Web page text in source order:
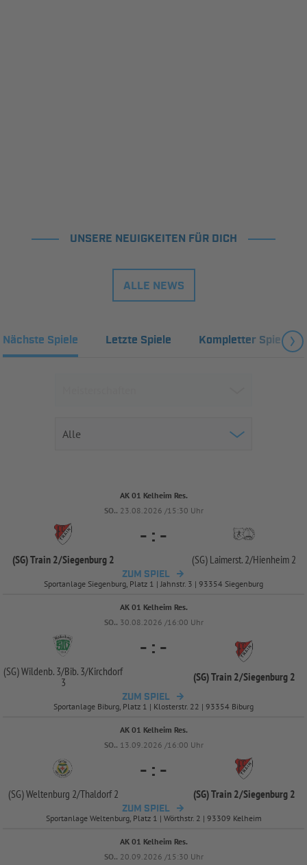
UNSERE NEUIGKEITEN FÜR DICH
ALLE NEWS
Nächste Spiele Letzte Spiele Kompletter Spielplan
AK 01 Kelheim Res.
SO.. 23.08.2026 /15:30 Uhr
(SG) Train 2/Siegenburg 2
- : -
(SG) Laimerst. 2/Hienheim 2
ZUM SPIEL
Sportanlage Siegenburg, Platz 1 | Jahnstr. 3 | 93354 Siegenburg
AK 01 Kelheim Res.
SO.. 30.08.2026 /16:00 Uhr
(SG) Wildenb. 3/Bib. 3/Kirchdorf
3
- : -
(SG) Train 2/Siegenburg 2
ZUM SPIEL
Sportanlage Biburg, Platz 1 | Klosterstr. 22 | 93354 Biburg
AK 01 Kelheim Res.
SO.. 13.09.2026 /16:00 Uhr
(SG) Weltenburg 2/Thaldorf 2
- : -
(SG) Train 2/Siegenburg 2
ZUM SPIEL
Sportanlage Weltenburg, Platz 1 | Wörthstr. 2 | 93309 Kelheim
AK 01 Kelheim Res.
SO.. 20.09.2026 /15:30 Uhr